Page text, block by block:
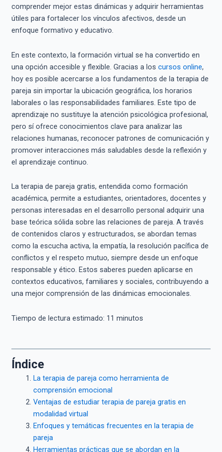
comprender mejor estas dinámicas y adquirir herramientas
útiles para fortalecer los vínculos afectivos, desde un
enfoque formativo y educativo.
En este contexto, la formación virtual se ha convertido en
una opción accesible y flexible. Gracias a los cursos online,
hoy es posible acercarse a los fundamentos de la terapia de
pareja sin importar la ubicación geográfica, los horarios
laborales o las responsabilidades familiares. Este tipo de
aprendizaje no sustituye la atención psicológica profesional,
pero sí ofrece conocimientos clave para analizar las
relaciones humanas, reconocer patrones de comunicación y
promover interacciones más saludables desde la reflexión y
el aprendizaje continuo.
La terapia de pareja gratis, entendida como formación
académica, permite a estudiantes, orientadores, docentes y
personas interesadas en el desarrollo personal adquirir una
base teórica sólida sobre las relaciones de pareja. A través
de contenidos claros y estructurados, se abordan temas
como la escucha activa, la empatía, la resolución pacífica de
conflictos y el respeto mutuo, siempre desde un enfoque
responsable y ético. Estos saberes pueden aplicarse en
contextos educativos, familiares y sociales, contribuyendo a
una mejor comprensión de las dinámicas emocionales.
Tiempo de lectura estimado: 11 minutos
Índice
La terapia de pareja como herramienta de
comprensión emocional
Ventajas de estudiar terapia de pareja gratis en
modalidad virtual
Enfoques y temáticas frecuentes en la terapia de
pareja
Herramientas prácticas que se abordan en la